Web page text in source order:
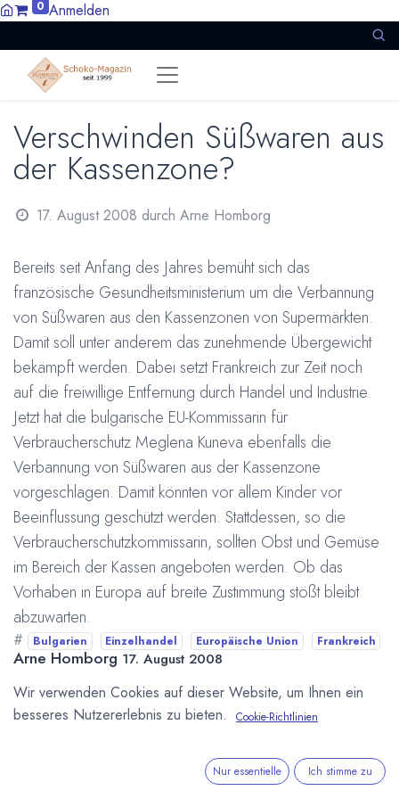
0 Anmelden
Verschwinden Süßwaren aus
der Kassenzone?
17. August 2008 durch Arne Homborg
Bereits seit Anfang des Jahres bemüht sich das
französische Gesundheitsministerium um die Verbannung
von Süßwaren aus den Kassenzonen von Supermärkten.
Damit soll unter anderem das zunehmende Übergewicht
bekämpft werden. Dabei setzt Frankreich zur Zeit noch
auf die freiwillige Entfernung durch Handel und Industrie.
Jetzt hat die bulgarische EU-Kommissarin für
Verbraucherschutz Meglena Kuneva ebenfalls die
Verbannung von Süßwaren aus der Kassenzone
vorgeschlagen. Damit könnten vor allem Kinder vor
Beeinflussung geschützt werden. Stattdessen, so die
Verbraucherschutzkommissarin, sollten Obst und Gemüse
im Bereich der Kassen angeboten werden. Ob das
Vorhaben in Europa auf breite Zustimmung stößt bleibt
abzuwarten.
# Bulgarien Einzelhandel Europäische Union Frankreich
Arne Homborg 17. August 2008
DIESEN BEITRAG TEILEN
Wir verwenden Cookies auf dieser Website, um Ihnen ein
besseres Nutzererlebnis zu bieten.
Cookie-Richtlinien
Nur essentielle Ich stimme zu